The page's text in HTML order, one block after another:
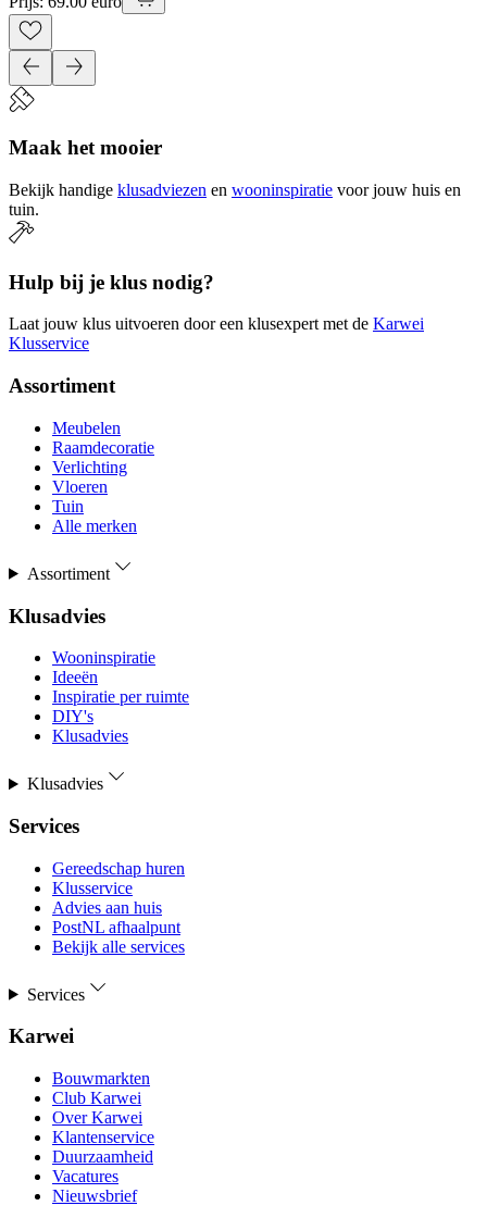
Maak het mooier
Bekijk handige klusadviezen en wooninspiratie voor jouw huis en
tuin.
Hulp bij je klus nodig?
Laat jouw klus uitvoeren door een klusexpert met de Karwei
Klusservice
Assortiment
Meubelen
Raamdecoratie
Verlichting
Vloeren
Tuin
Alle merken
Assortiment
Klusadvies
Wooninspiratie
Ideeën
Inspiratie per ruimte
DIY's
Klusadvies
Klusadvies
Services
Gereedschap huren
Klusservice
Advies aan huis
PostNL afhaalpunt
Bekijk alle services
Services
Karwei
Bouwmarkten
Club Karwei
Over Karwei
Klantenservice
Duurzaamheid
Vacatures
Nieuwsbrief